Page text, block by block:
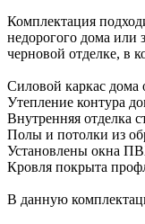
Комплектация
недорогого дома или
черновой отделке, в
Силовой каркас
Утепление контура
Внутренняя отделка
Полы и потолки из
Установлены окна
Кровля покрыта
В данную